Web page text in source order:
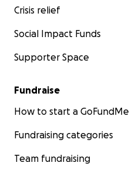
Crisis relief
Social Impact Funds
Supporter Space
Fundraise
How to start a GoFundMe
Fundraising categories
Team fundraising